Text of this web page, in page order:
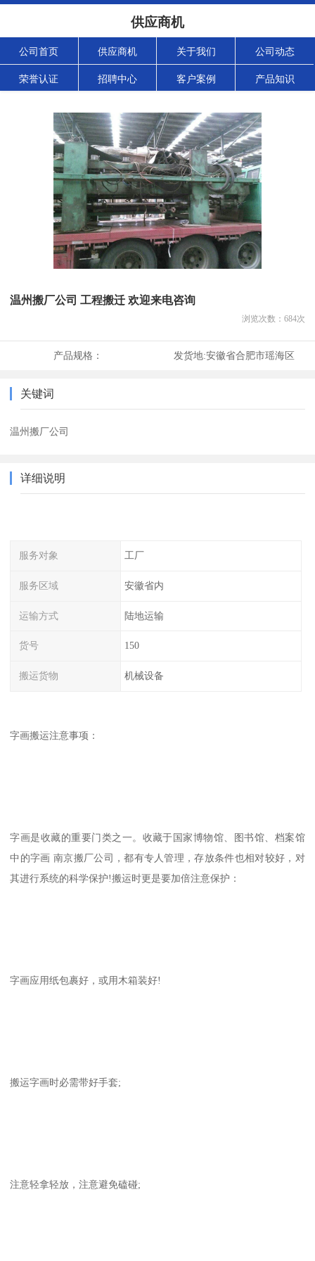
供应商机
公司首页 供应商机 关于我们 公司动态
荣誉认证 招聘中心 客户案例 产品知识
温州搬厂公司 工程搬迁 欢迎来电咨询
浏览次数： 684次
产品规格： 发货地:安徽省合肥市瑶海区
关键词
温州搬厂公司
详细说明
服务对象 工厂
服务区域 安徽省内
运输方式 陆地运输
货号 150
搬运货物 机械设备
字画搬运注意事项：
字画是收藏的重要门类之一。收藏于国家博物馆、图书馆、档案馆
中的字画 南京搬厂公司，都有专人管理，存放条件也相对较好，对
其进行系统的科学保护!搬运时更是要加倍注意保护：
字画应用纸包裹好，或用木箱装好!
搬运字画时必需带好手套;
注意轻拿轻放，注意避免磕碰;